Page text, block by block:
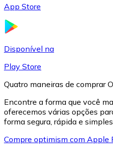
App Store
Disponível na
Play Store
Quatro maneiras de comprar
Encontre a forma que você
oferecemos várias opções
forma segura, rápida e simples.
Compre optimism com Apple